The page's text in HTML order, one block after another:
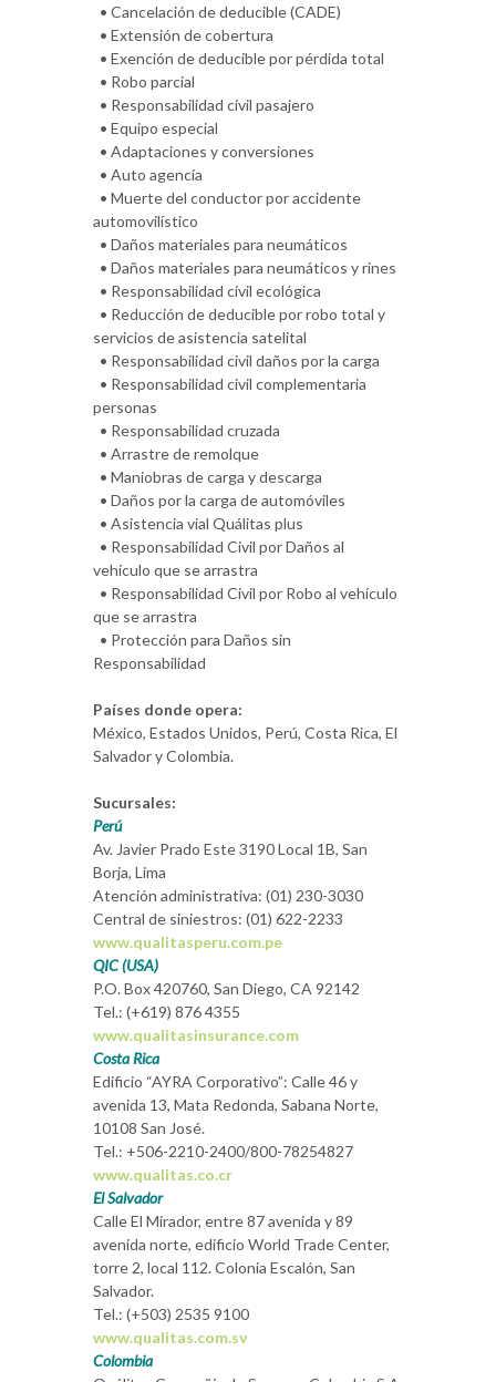
• Cancelación de deducible (CADE)
• Extensión de cobertura
• Exención de deducible por pérdida total
• Robo parcial
• Responsabilidad civil pasajero
• Equipo especial
• Adaptaciones y conversiones
• Auto agencia
• Muerte del conductor por accidente
automovilístico
• Daños materiales para neumáticos
• Daños materiales para neumáticos y rines
• Responsabilidad civil ecológica
• Reducción de deducible por robo total y
servicios de asistencia satelital
• Responsabilidad civil daños por la carga
• Responsabilidad civil complementaria
personas
• Responsabilidad cruzada
• Arrastre de remolque
• Maniobras de carga y descarga
• Daños por la carga de automóviles
• Asistencia vial Quálitas plus
• Responsabilidad Civil por Daños al
vehículo que se arrastra
• Responsabilidad Civil por Robo al vehículo
que se arrastra
• Protección para Daños sin
Responsabilidad
Países donde opera:
México, Estados Unidos, Perú, Costa Rica, El
Salvador y Colombia.
Sucursales:
Perú
Av. Javier Prado Este 3190 Local 1B, San
Borja, Lima
Atención administrativa: (01) 230-3030
Central de siniestros: (01) 622-2233
www.qualitasperu.com.pe
QIC (USA)
P.O. Box 420760, San Diego, CA 92142
Tel.: (+619) 876 4355
www.qualitasinsurance.com
Costa Rica
Edificio “AYRA Corporativo”: Calle 46 y
avenida 13, Mata Redonda, Sabana Norte,
10108 San José.
Tel.: +506-2210-2400/800-78254827
www.qualitas.co.cr
El Salvador
Calle El Mirador, entre 87 avenida y 89
avenida norte, edificio World Trade Center,
torre 2, local 112. Colonia Escalón, San
Salvador.
Tel.: (+503) 2535 9100
www.qualitas.com.sv
Colombia